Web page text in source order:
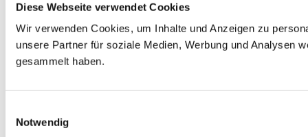
Diese Webseite verwendet Cookies
Wir verwenden Cookies, um Inhalte und Anzeigen zu
unsere Partner für soziale Medien, Werbung und Analysen
gesammelt haben.
Notwendig